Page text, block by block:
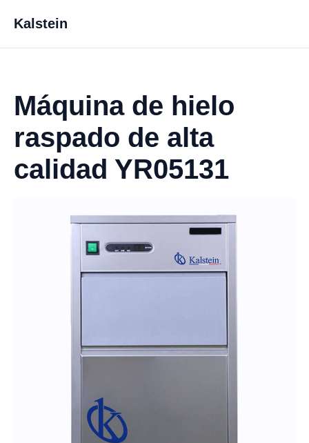
Kalstein
Máquina de hielo
raspado de alta
calidad YR05131